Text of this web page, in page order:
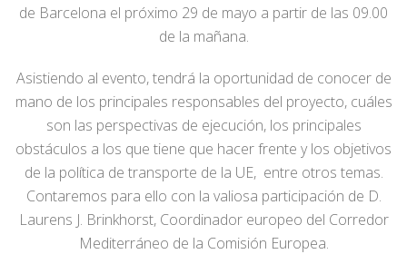
de Barcelona el próximo 29 de mayo a partir de las 09.00
de la mañana.
Asistiendo al evento, tendrá la oportunidad de conocer de
mano de los principales responsables del proyecto, cuáles
son las perspectivas de ejecución, los principales
obstáculos a los que tiene que hacer frente y los objetivos
de la política de transporte de la UE, entre otros temas.
Contaremos para ello con la valiosa participación de D.
Laurens J. Brinkhorst, Coordinador europeo del Corredor
Mediterráneo de la Comisión Europea.